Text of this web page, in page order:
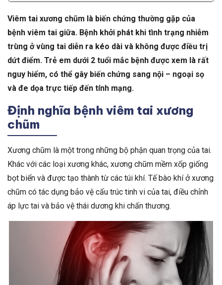
Viêm tai xương chũm là biến chứng thường gặp của
bệnh viêm tai giữa. Bệnh khởi phát khi tình trạng nhiễm
trùng ở vùng tai diễn ra kéo dài và không được điều trị
dứt điểm. Trẻ em dưới 2 tuổi mắc bệnh được xem là rất
nguy hiểm, có thể gây biến chứng sang nội – ngoại sọ
và đe dọa trực tiếp đến tính mạng.
Định nghĩa bệnh viêm tai xương
chũm
Xương chũm là một trong những bộ phận quan trọng của tai.
Khác với các loại xương khác, xương chũm mềm xốp giống
bọt biển và được tạo thành từ các túi khí. Tế bào khí ở xương
chũm có tác dụng bảo vệ cấu trúc tinh vi của tai, điều chỉnh
áp lực tai và bảo vệ thái dương khi chấn thương.